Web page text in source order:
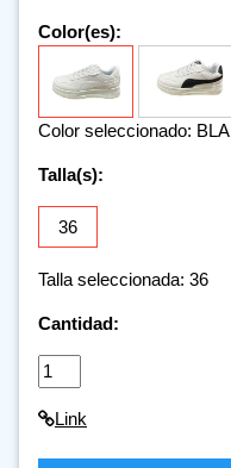
Color(es):
Color seleccionado: BLA
Talla(s):
36
Talla seleccionada: 36
Cantidad:
Link